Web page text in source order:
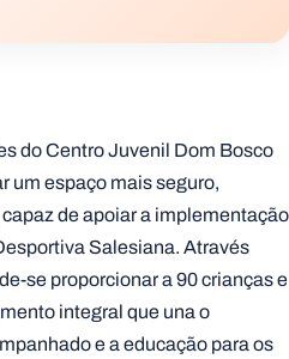
do Centro Juvenil Dom Bosco
um espaço mais seguro,
de apoiar a implementação
Salesiana. Através
se proporcionar a 90 crianças e
integral que una o
e a educação para os